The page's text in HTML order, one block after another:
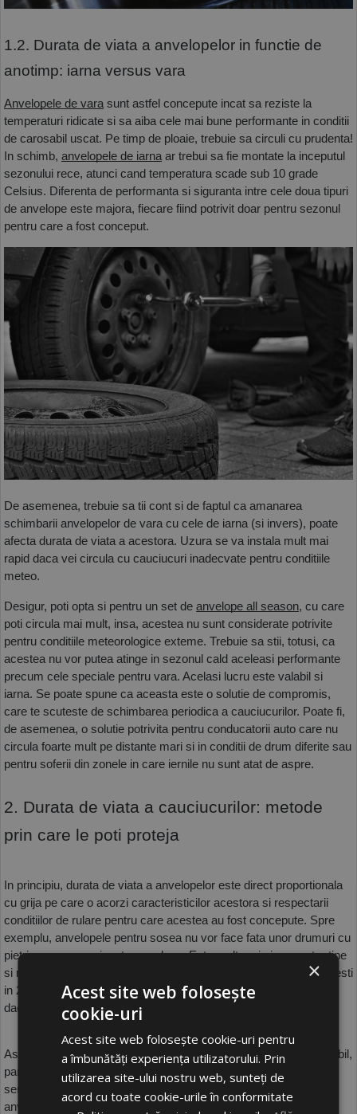
1.2. Durata de viata a anvelopelor in functie de
anotimp: iarna versus vara
Anvelopele de vara sunt astfel concepute incat sa reziste la
temperaturi ridicate si sa aiba cele mai bune performante in conditii
de carosabil uscat. Pe timp de ploaie, trebuie sa circuli cu prudenta!
In schimb, anvelopele de iarna ar trebui sa fie montate la inceputul
sezonului rece, atunci cand temperatura scade sub 10 grade
Celsius. Diferenta de performanta si siguranta intre cele doua tipuri
de anvelope este majora, fiecare fiind potrivit doar pentru sezonul
pentru care a fost conceput.
De asemenea, trebuie sa tii cont si de faptul ca amanarea
schimbarii anvelopelor de vara cu cele de iarna (si invers), poate
afecta durata de viata a acestora. Uzura se va instala mult mai
rapid daca vei circula cu cauciucuri inadecvate pentru conditiile
meteo.
Desigur, poti opta si pentru un set de anvelope all season, cu care
poti circula mai mult, insa, acestea nu sunt considerate potrivite
pentru conditiile meteorologice exteme. Trebuie sa stii, totusi, ca
acestea nu vor putea atinge in sezonul cald aceleasi performante
precum cele speciale pentru vara. Acelasi lucru este valabil si
iarna. Se poate spune ca aceasta este o solutie de compromis,
care te scuteste de schimbarea periodica a cauciucurilor. Poate fi,
de asemenea, o solutie potrivita pentru conducatorii auto care nu
circula foarte mult pe distante mari si in conditii de drum diferite sau
pentru soferii din zonele in care iernile nu sunt atat de aspre.
2. Durata de viata a cauciucurilor: metode
prin care le poti proteja
In principiu, durata de viata a anvelopelor este direct proportionala
cu grija pe care o acorzi caracteristicilor acestora si respectarii
conditiilor de rulare pentru care acestea au fost concepute. Spre
exemplu, anvelopele pentru sosea nu vor face fata unor drumuri cu
pietris sau cu noroi pe termen lung. Este mult mai sigur pentru tine
si mult mai eficient, inclusiv din perspectiva financiara, sa investesti
in 2-3 tipuri de anvelope speciale, pentru conditii diferite de drum,
daca traseele tale sunt mai lungi si mai diversificate.
Asadar, adecvarea este cuvantul de ordine. De la tipul de carosabil,
pana la perioadele din an in care conditiile meteo se modifica
semnificativ, totul trebuie luat in calcul. Gradul de uzura al
anvelopelor ar trebui sa fie evaluat periodic, dupa primii 5 ani de
×
Acest site web folosește
cookie-uri
Acest site web folosește cookie-uri pentru
a îmbunătăți experiența utilizatorului. Prin
utilizarea site-ului nostru web, sunteți de
acord cu toate cookie-urile în conformitate